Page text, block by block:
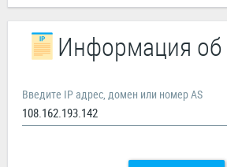
Информация об
Введите IP адрес, домен или номер AS